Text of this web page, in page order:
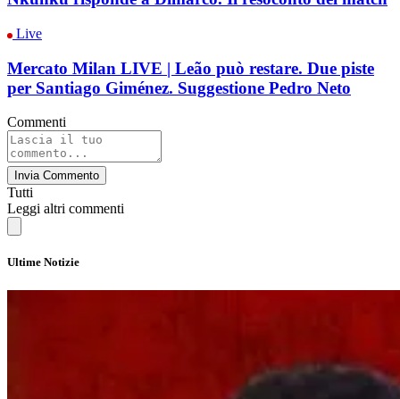
Live
Mercato Milan LIVE | Leão può restare. Due piste
per Santiago Giménez. Suggestione Pedro Neto
Commenti
Invia Commento
Tutti
Leggi altri commenti
Ultime Notizie